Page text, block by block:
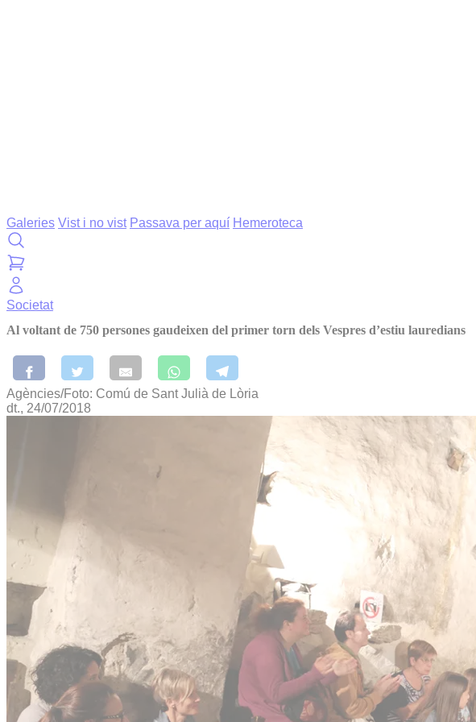
Galeries Vist i no vist Passava per aquí Hemeroteca
Societat
Al voltant de 750 persones gaudeixen del primer torn dels Vespres d’estiu lauredians
Agències/Foto: Comú de Sant Julià de Lòria
dt., 24/07/2018